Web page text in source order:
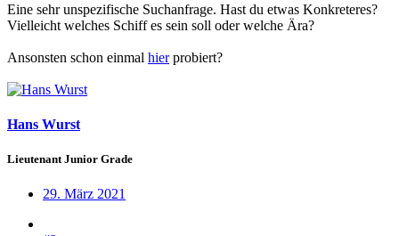
Eine sehr unspezifische Suchanfrage. Hast du etwas Konkreteres?
Vielleicht welches Schiff es sein soll oder welche Ära?
Ansonsten schon einmal hierprobiert?
Hans Wurst
Lieutenant Junior Grade
29. März 2021